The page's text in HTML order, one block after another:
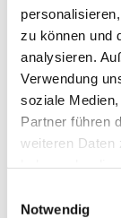
zu können und
analysieren.
Verwendung
soziale
Partner führen
weiteren Daten
Notwendig
22.07.2018 (
Preisgeld
0,00 €
LKL/Art
0 WB
21.07.2018 (
n)
0,00 €